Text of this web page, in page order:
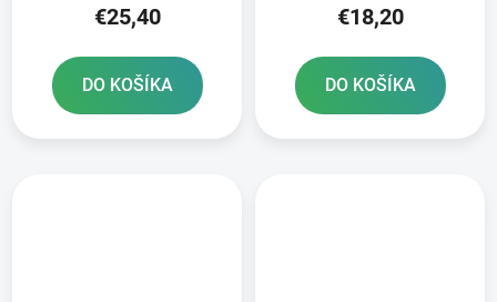
€25,40
DO KOŠÍKA
€18,20
DO KOŠÍKA